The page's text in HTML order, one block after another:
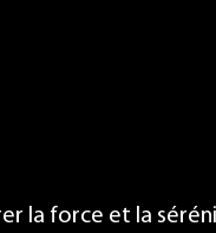
la force et la